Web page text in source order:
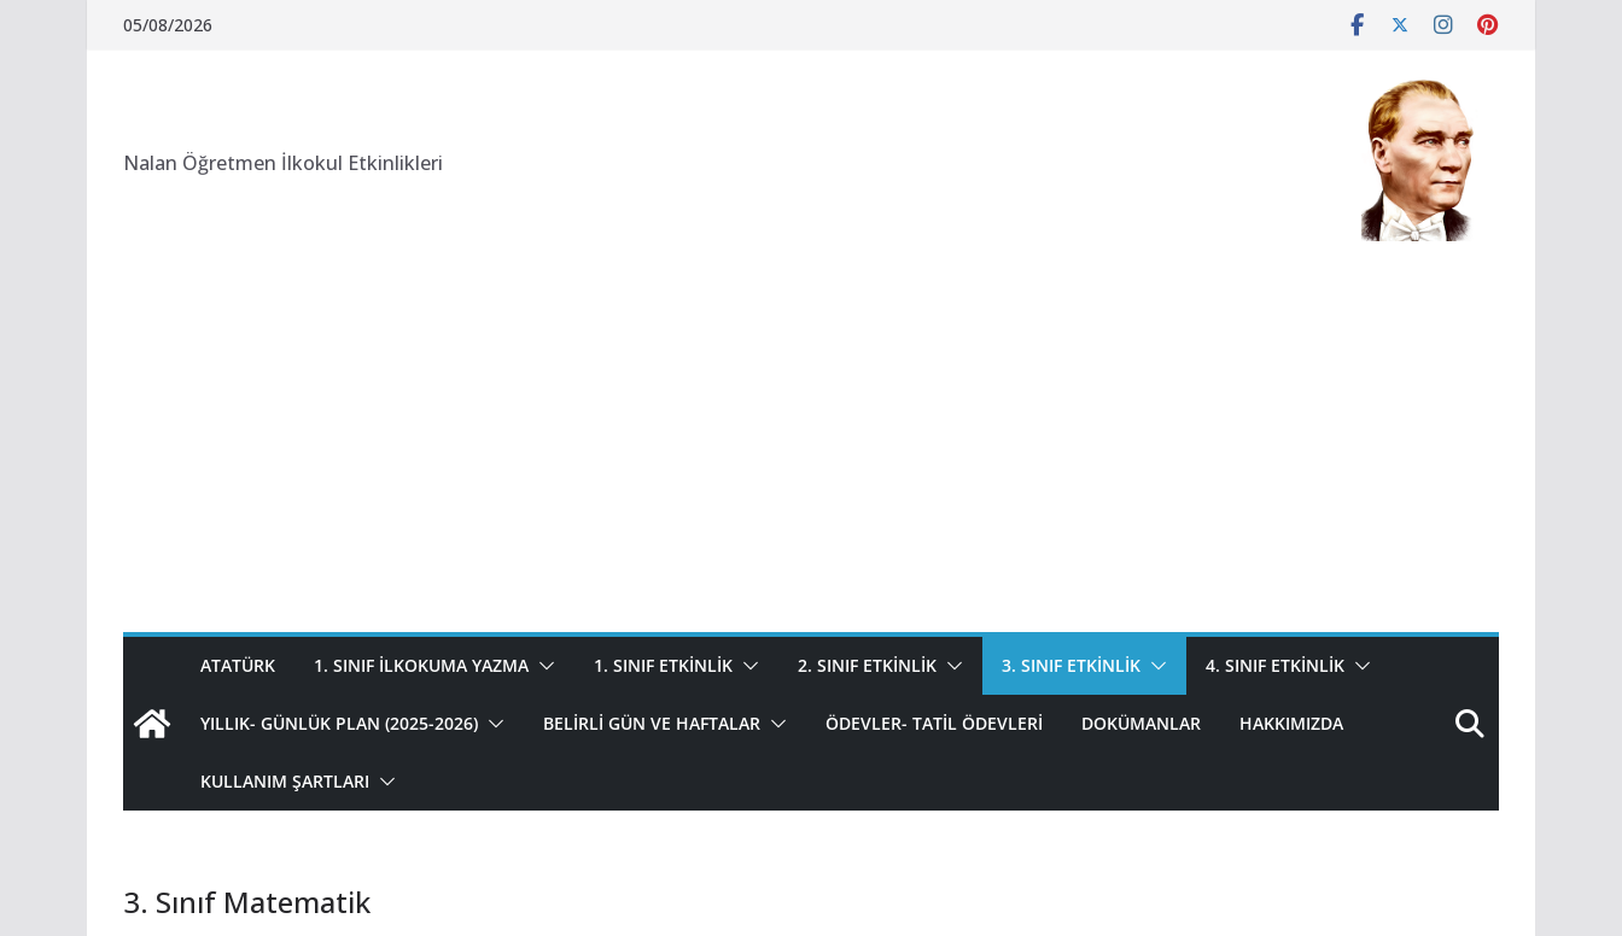
05/08/2026
Nalan Öğretmen İlkokul Etkinlikleri
ATATÜRK 1. SINIF İLKOKUMA YAZMA 1. SINIF ETKINLIK 2. SINIF ETKINLIK 3. SINIF ETKINLIK 4. SINIF ETKINLIK
YILLIK- GÜNLÜK PLAN (2025-2026) BELIRLI GÜN VE HAFTALAR ÖDEVLER- TATIL ÖDEVLERI DOKÜMANLAR HAKKIMIZDA
KULLANIM ŞARTLARI
3. Sınıf Matematik